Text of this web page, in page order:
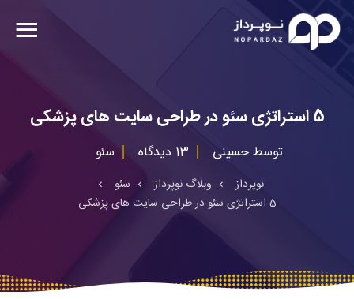
5 استراتژی سئو در طراحی سایت های پزشکی
توسطحسینی 13 دیدگاه سئو
نوپرداز وبلاگ نوپرداز
سئو
5 استراتژی سئو در طراحی سایت های پزشکی